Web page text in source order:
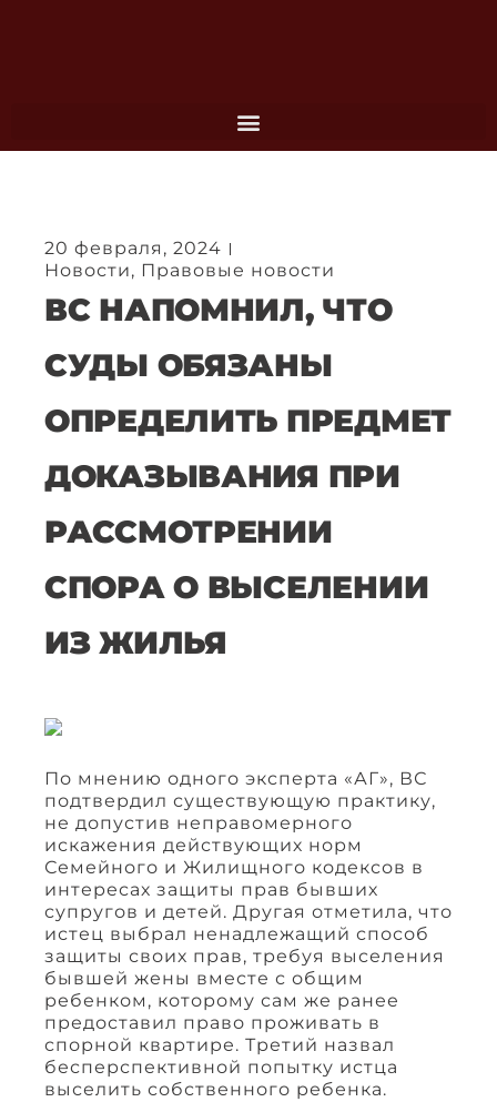
20 февраля, 2024
Новости, Правовые новости
ВС НАПОМНИЛ, ЧТО
СУДЫ ОБЯЗАНЫ
ОПРЕДЕЛИТЬ ПРЕДМЕТ
ДОКАЗЫВАНИЯ ПРИ
РАССМОТРЕНИИ
СПОРА О ВЫСЕЛЕНИИ
ИЗ ЖИЛЬЯ
По мнению одного эксперта «АГ», ВС
подтвердил существующую практику,
не допустив неправомерного
искажения действующих норм
Семейного и Жилищного кодексов в
интересах защиты прав бывших
супругов и детей. Другая отметила, что
истец выбрал ненадлежащий способ
защиты своих прав, требуя выселения
бывшей жены вместе с общим
ребенком, которому сам же ранее
предоставил право проживать в
спорной квартире. Третий назвал
бесперспективной попытку истца
выселить собственного ребенка.